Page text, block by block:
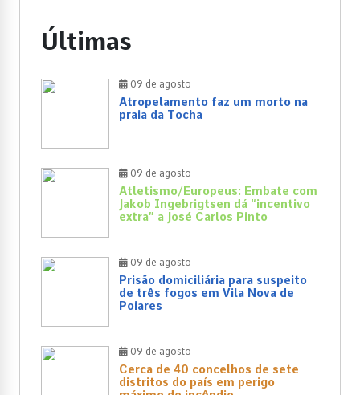
Últimas
09 de agosto
Atropelamento faz um morto na
praia da Tocha
09 de agosto
Atletismo/Europeus: Embate com
Jakob Ingebrigtsen dá “incentivo
extra” a José Carlos Pinto
09 de agosto
Prisão domiciliária para suspeito
de três fogos em Vila Nova de
Poiares
09 de agosto
Cerca de 40 concelhos de sete
distritos do país em perigo